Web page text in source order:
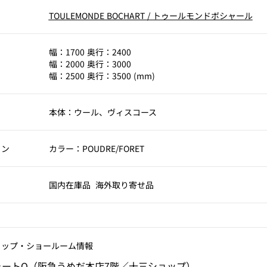
TOULEMONDE BOCHART / トゥールモンドボシャール
幅：1700 奥行：2400
幅：2000 奥行：3000
幅：2500 奥行：3500 (mm)
本体：ウール、ヴィスコース
カラー：POUDRE/FORET
国内在庫品 海外取り寄せ品
プ‧ショールーム情報